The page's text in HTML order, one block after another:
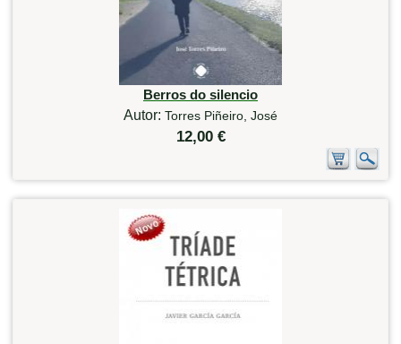
Berros do silencio
Autor: Torres Piñeiro, José
12,00 €